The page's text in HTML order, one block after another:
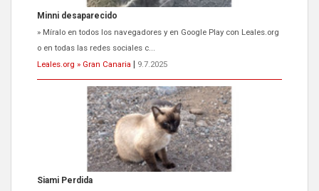
Minni desaparecido
» Míralo en todos los navegadores y en Google Play con Leales.org
o en todas las redes sociales c...
Leales.org » Gran Canaria
9.7.2025
Siami Perdida